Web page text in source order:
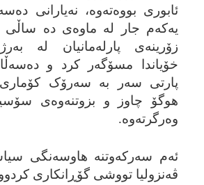
ئابوری بووه‌ته‌وه‌، نه‌یارانی
یه‌که‌م جار له‌ ماوه‌ی ده‌ ساڵی
زۆرینه‌ی پارله‌مانیان له‌
خۆیاندا مسۆگه‌ر کرد و
پارتی سه‌ر به‌ سه‌رۆک
هوگۆ چاوز و بزوتنه‌وه‌ی
وه‌رگرته‌وه‌.
ئه‌م سه‌رکه‌وتنه‌ هاوسه‌نگی
ڤه‌نزولیا تووشی گۆڕانکاری